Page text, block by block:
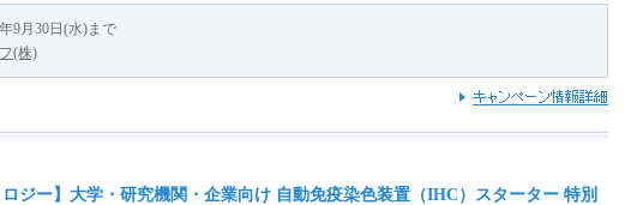
9月30日(水)まで
(株)
ロジー】大学・研究機関・企業向け 自動免疫染色装置（IHC）スターター 特別